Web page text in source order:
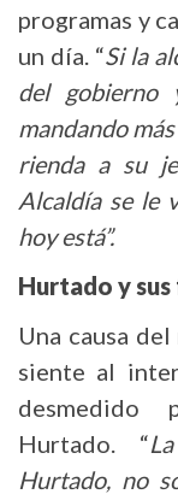
programas y
un día. “Si la
del gobierno
mandando
rienda a su
Alcaldía se le
hoy está”.
Hurtado y
Una causa
siente al
desmedido
Hurtado. “
Hurtado, no